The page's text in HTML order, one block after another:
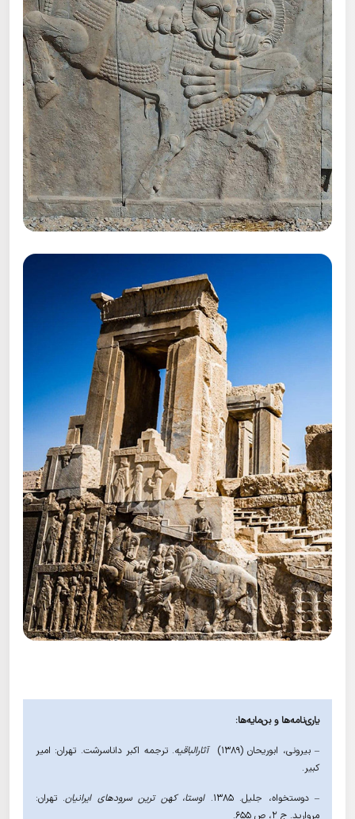
یاری‌نامه‌ها و بن‌مایه‌ها:
– بیرونی، ابوریحان (١۳۸۹) آثارالباقیه. ترجمه اکبر داناسرشت. تهران: امیر
کبیر.
– دوستخواه، جلیل. ۱۳۸۵. اوستا، کهن ترین سرودهای ایرانیان. تهران:
مروارید. ج ۲، ص ۶۵۵.